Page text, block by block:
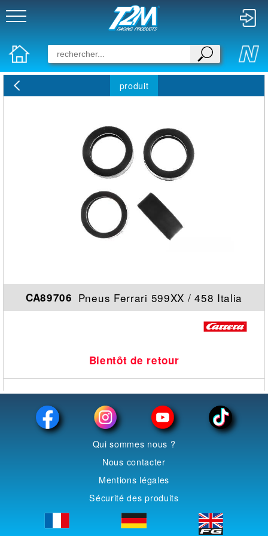
produit
CA89706 Pneus Ferrari 599XX / 458 Italia
Bientôt de retour
Qui sommes nous ?
Nous contacter
Mentions légales
Sécurité des produits